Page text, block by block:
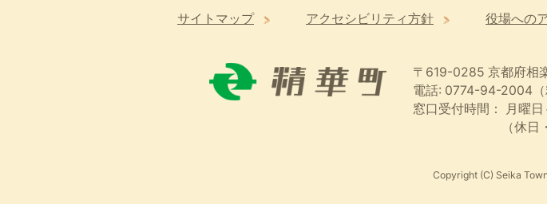
サイトマップ アクセシビリティ方針 役場への
〒619-0285 京都府相
電話: 0774-94-2004（
窓口受付時間：
月曜
（休
Copyright (C) Seika